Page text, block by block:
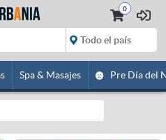
0
Spa & Masajes Pre Día del